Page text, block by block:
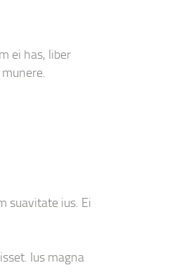
ei has, liber
suavitate ius. Ei
Ius magna